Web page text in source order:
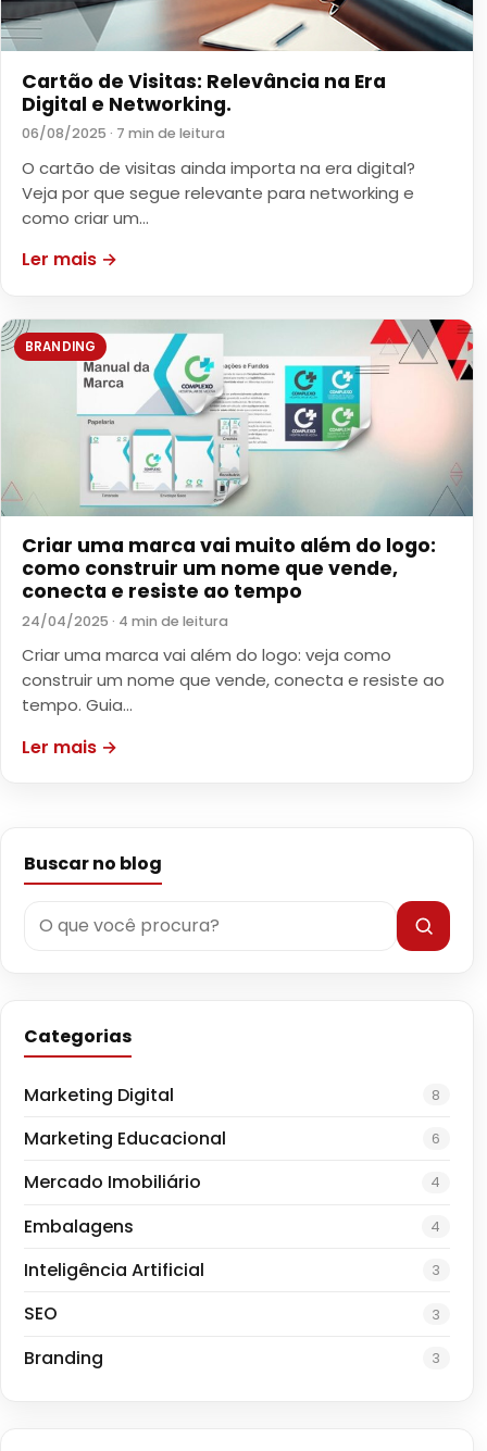
Cartão de Visitas: Relevância na Era
Digital e Networking.
06/08/2025 · 7 min de leitura
O cartão de visitas ainda importa na era digital?
Veja por que segue relevante para networking e
como criar um…
Ler mais →
BRANDING
Criar uma marca vai muito além do logo:
como construir um nome que vende,
conecta e resiste ao tempo
24/04/2025 · 4 min de leitura
Criar uma marca vai além do logo: veja como
construir um nome que vende, conecta e resiste ao
tempo. Guia…
Ler mais →
Buscar no blog
Categorias
Marketing Digital 8
Marketing Educacional 6
Mercado Imobiliário 4
Embalagens 4
Inteligência Artificial 3
SEO 3
Branding 3